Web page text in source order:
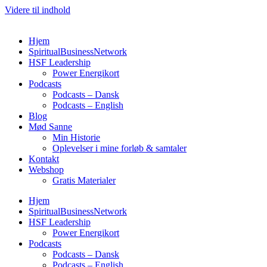
Videre til indhold
Hjem
SpiritualBusinessNetwork
HSF Leadership
Power Energikort
Podcasts
Podcasts – Dansk
Podcasts – English
Blog
Mød Sanne
Min Historie
Oplevelser i mine forløb & samtaler
Kontakt
Webshop
Gratis Materialer
Hjem
SpiritualBusinessNetwork
HSF Leadership
Power Energikort
Podcasts
Podcasts – Dansk
Podcasts – English